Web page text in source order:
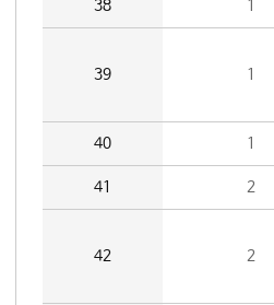
38 1
39 1
40 1
41 2
42 2